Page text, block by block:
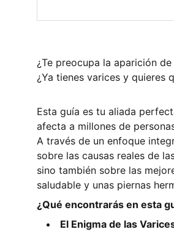
¿Te preocupa la aparición
¿Ya tienes varices y quieres
Esta guía es tu aliada
afecta a millones de
A través de un enfoque
sobre las causas reales de
sino también sobre las
saludable y unas piernas
¿Qué encontrarás en esta
El Enigma de las